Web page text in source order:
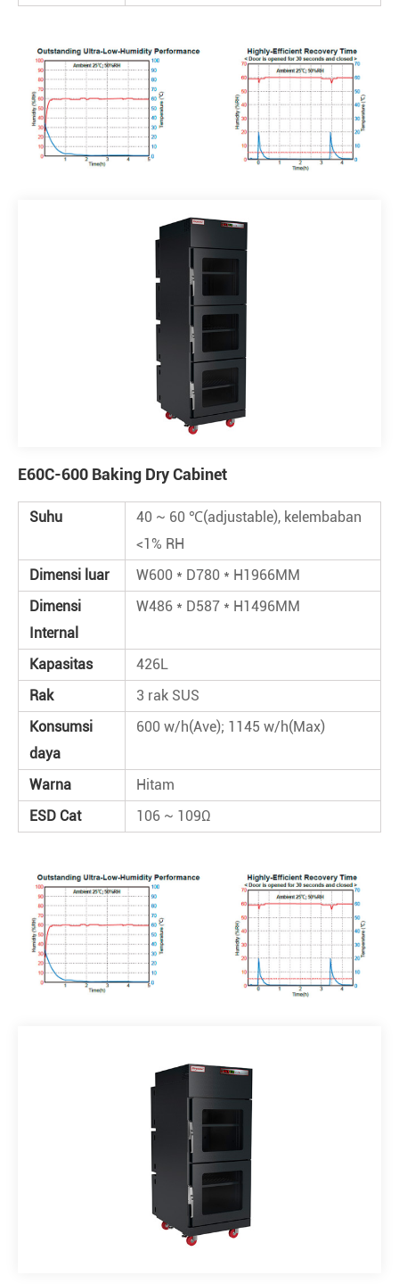
E60C-600 Baking Dry Cabinet
Suhu
40 ~ 60 ℃(adjustable), kelembaban
<1% RH
Dimensi luar
W600 * D780 * H1966MM
Dimensi
Internal
W486 * D587 * H1496MM
Kapasitas
426L
Rak
3 rak SUS
Konsumsi
daya
600 w/h(Ave); 1145 w/h(Max)
Warna
Hitam
ESD Cat
106 ~ 109Ω